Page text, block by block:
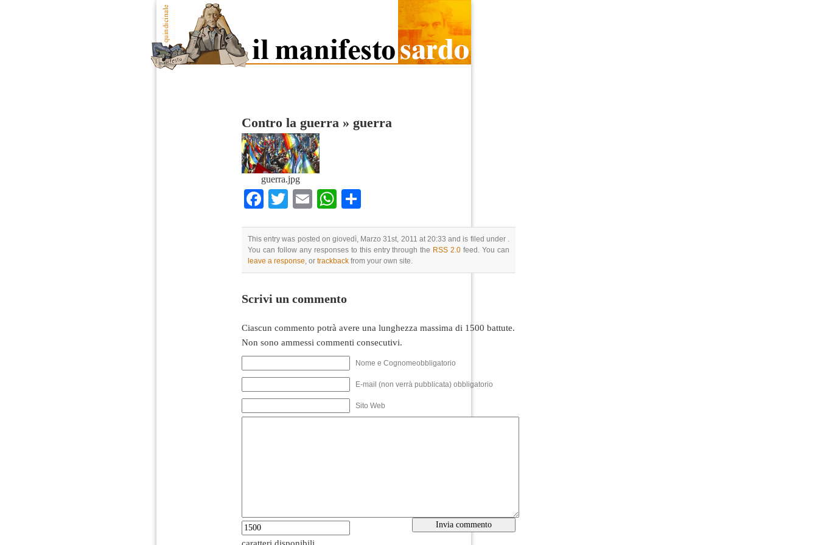
Contro la guerra » guerra
guerra.jpg
Facebook
TwitterEmailWhatsApp
This entry was posted on giovedì, Marzo 31st, 2011 at 20:33 and is filed under .
You can follow any responses to this entry through the RSS 2.0 feed. You can
leave a response, or trackback from your own site.
Scrivi un commento
Ciascun commento potrà avere una lunghezza massima di 1500 battute.
Non sono ammessi commenti consecutivi.
Nome e Cognomeobbligatorio
E-mail (non verrà pubblicata) obbligatorio
Sito Web